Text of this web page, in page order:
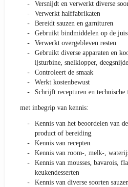
Versnijdt en verwerkt diverse
Verwerkt halffabrikaten
Bereidt sauzen en garnituren
Gebruikt bindmiddelen op de
Verwerkt overgebleven resten
Gebruikt diverse apparaten en
ijsturbine, snelklopper,
Controleert de smaak
Werkt kostenbewust
Schrijft recepturen en technische
met inbegrip van kennis:
Kennis van het beoordelen van
product of bereiding
Kennis van recepten
Kennis van room-, melk-,
Kennis van mousses, bavarois,
keukendesserten
Kennis van diverse soorten